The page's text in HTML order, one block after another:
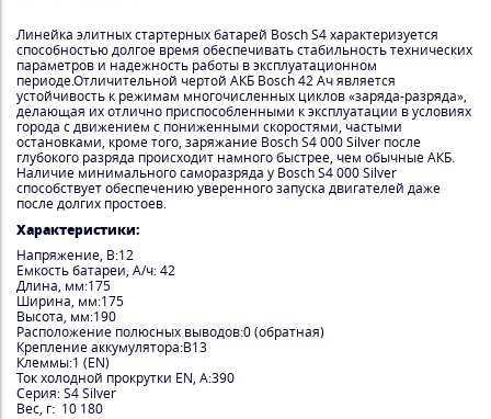
Линейка элитных стартерных батарей Bosch S4 характеризуется
способностью долгое время обеспечивать стабильность технических
параметров и надежность работы в эксплуатационном
периоде.Отличительной чертой АКБ Bosch 42 Ач является
устойчивость к режимам многочисленных циклов «заряда-разряда»,
делающая их отлично приспособленными к эксплуатации в условиях
города с движением с пониженными скоростями, частыми
остановками, кроме того, заряжание Bosch S4 000 Silver после
глубокого разряда происходит намного быстрее, чем обычные АКБ.
Наличие минимального саморазряда у Bosch S4 000 Silver
способствует обеспечению уверенного запуска двигателей даже
после долгих простоев.
Характеристики:
Напряжение, В:12
Емкость батареи, А/ч: 42
Длина, мм:175
Ширина, мм:175
Высота, мм:190
Расположение полюсных выводов:0 (обратная)
Крепление аккумулятора:B13
Клеммы:1 (EN)
Ток холодной прокрутки EN, А:390
Серия: S4 Silver
Вес, г: 10 180